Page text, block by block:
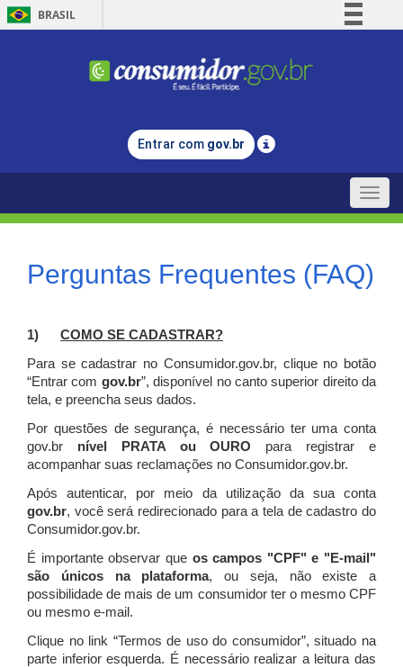
BRASIL
Comunica BR
Legislação
Entrar com gov.br
Toggle
Perguntas Frequentes (FAQ)
1) COMO SE CADASTRAR?
Para se cadastrar no Consumidor.gov.br, clique no botão
“Entrar com gov.br”, disponível no canto superior direito da
tela, e preencha seus dados.
Por questões de segurança, é necessário ter uma conta
gov.br nível PRATA ou OURO para registrar e
acompanhar suas reclamações no Consumidor.gov.br.
Após autenticar, por meio da utilização da sua conta
gov.br, você será redirecionado para a tela de cadastro do
Consumidor.gov.br.
É importante observar que os campos "CPF" e "E-mail"
são únicos na plataforma, ou seja, não existe a
possibilidade de mais de um consumidor ter o mesmo CPF
ou mesmo e-mail.
Clique no link “Termos de uso do consumidor”, situado na
parte inferior esquerda. É necessário realizar a leitura das